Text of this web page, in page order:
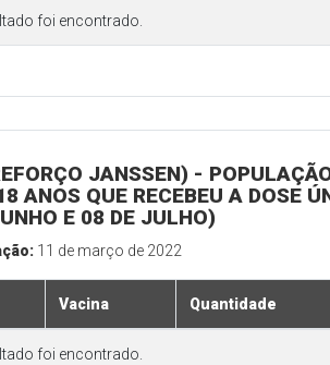
foi encontrado.
JANSSEN) -
ANOS QUE RECEBEU A DOSE
E 08 DE JULHO)
11 de março de 2022
Vacina Quantidade
foi encontrado.